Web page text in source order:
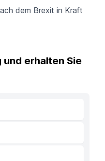
dem Brexit in Kraft
und erhalten Sie